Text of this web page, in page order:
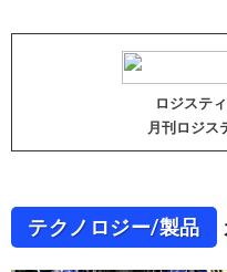
ロジステ
月刊ロジス
テクノロジー/製品